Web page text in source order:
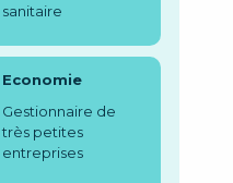
sanitaire
Economie
Gestionnaire de
très petites
entreprises